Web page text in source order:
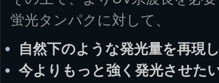
蛍光タンパクに対して、
自然下のような発光量を再現
今よりもっと強く発光させた